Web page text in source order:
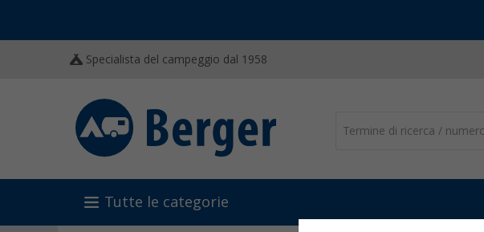
Specialista del campeggio dal 1958
Tutte le categorie